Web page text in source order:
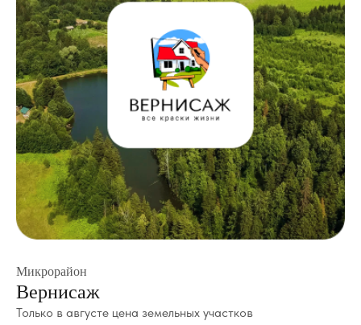
Вернисаж
Микрорайон
Только в августе цена земельных участков